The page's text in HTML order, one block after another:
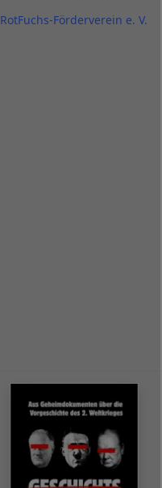
RotFuchs-Förderverein e. V.